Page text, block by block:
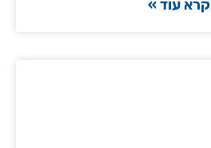
קרא עוד »